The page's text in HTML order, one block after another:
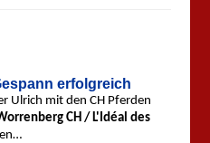
erfolgreich
Ulrich mit den CH Pferden
CH / L'Idéal des